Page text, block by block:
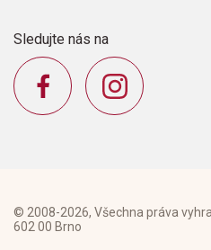
Sledujte nás na
© 2008-2026, Všechna práva
602 00 Brno